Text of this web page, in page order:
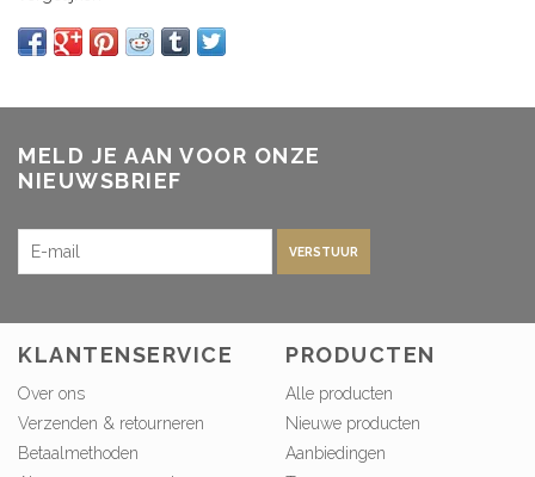
MELD JE AAN VOOR ONZE
NIEUWSBRIEF
VERSTUUR
KLANTENSERVICE
Over ons
Verzenden & retourneren
Betaalmethoden
PRODUCTEN
Alle producten
Nieuwe producten
Aanbiedingen